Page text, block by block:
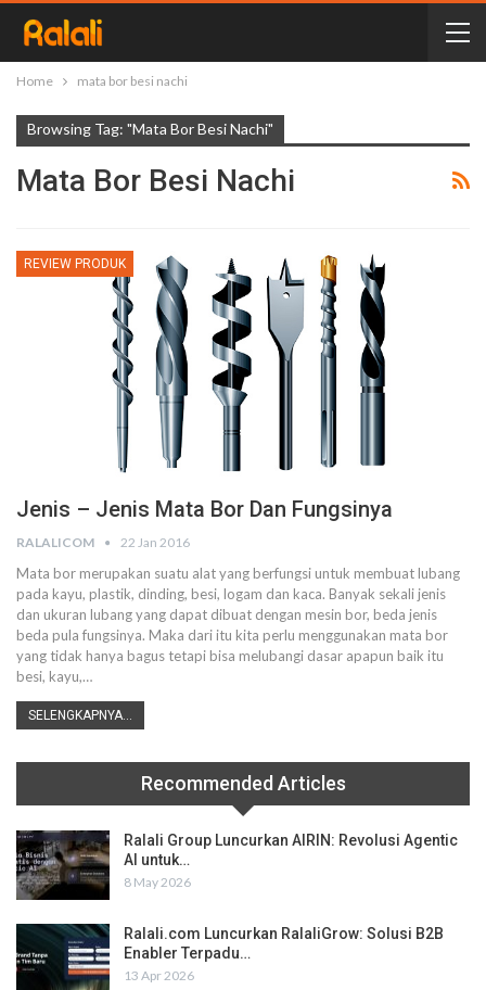
Home mata bor besi nachi
Browsing Tag: "mata Bor Besi Nachi"
Mata Bor Besi Nachi
REVIEW PRODUK
Jenis – Jenis Mata Bor Dan Fungsinya
RALALICOM 22 Jan 2016
Mata bor merupakan suatu alat yang berfungsi untuk membuat lubang
pada kayu, plastik, dinding, besi, logam dan kaca. Banyak sekali jenis
dan ukuran lubang yang dapat dibuat dengan mesin bor, beda jenis
beda pula fungsinya. Maka dari itu kita perlu menggunakan mata bor
yang tidak hanya bagus tetapi bisa melubangi dasar apapun baik itu
besi, kayu,…
SELENGKAPNYA...
Recommended Articles
Ralali Group Luncurkan AIRIN: Revolusi Agentic
AI untuk…
8 May 2026
Ralali.com Luncurkan RalaliGrow: Solusi B2B
Enabler Terpadu…
13 Apr 2026